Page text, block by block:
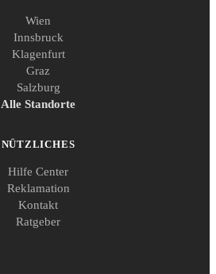
Wien
Innsbruck
Klagenfurt
Graz
Salzburg
Alle Standorte
NÜTZLICHES
Hilfe Center
Reklamation
Kontakt
Ratgeber